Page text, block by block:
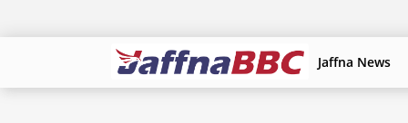
Jaffna News